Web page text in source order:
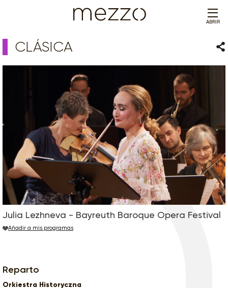
ABRIR
CLÁSICA
Julia Lezhneva - Bayreuth Baroque Opera Festival
Añadir a mis programas
Reparto
Orkiestra Historyczna